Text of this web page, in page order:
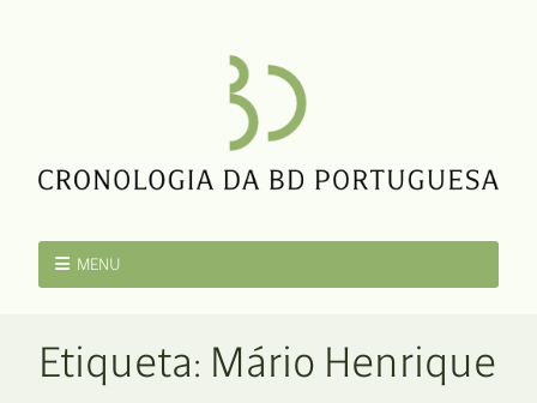
MENU
Etiqueta: Mário Henrique